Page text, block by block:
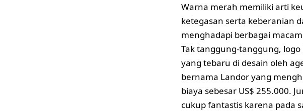
Warna merah memiliki arti
ketegasan serta keberanian
menghadapi berbagai
Tak tanggung-tanggung,
yang tebaru di desain oleh
bernama Landor yang
biaya sebesar US$ 255.000.
cukup fantastis karena pada